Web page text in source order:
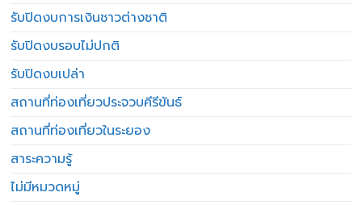
รับปิดงบการเงินชาวต่างชาติ
รับปิดงบรอบไม่ปกติ
รับปิดงบเปล่า
สถานที่ท่องเที่ยวประจวบคีรีขันธ์
สถานที่ท่องเที่ยวในระยอง
สาระความรู้
ไม่มีหมวดหมู่